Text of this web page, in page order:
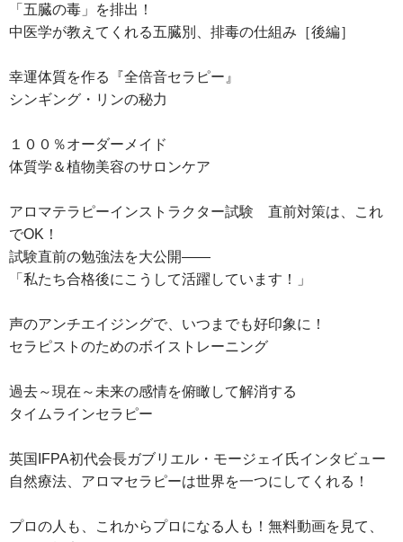
「五臓の毒」を排出！
中医学が教えてくれる五臓別、排毒の仕組み［後編］
幸運体質を作る『全倍音セラピー』
シンギング・リンの秘力
１００％オーダーメイド
体質学＆植物美容のサロンケア
アロマテラピーインストラクター試験 直前対策は、これ
でOK！
試験直前の勉強法を大公開――
「私たち合格後にこうして活躍しています！」
声のアンチエイジングで、いつまでも好印象に！
セラピストのためのボイストレーニング
過去～現在～未来の感情を俯瞰して解消する
タイムラインセラピー
英国IFPA初代会長ガブリエル・モージェイ氏インタビュー
自然療法、アロマセラピーは世界を一つにしてくれる！
プロの人も、これからプロになる人も！無料動画を見て、